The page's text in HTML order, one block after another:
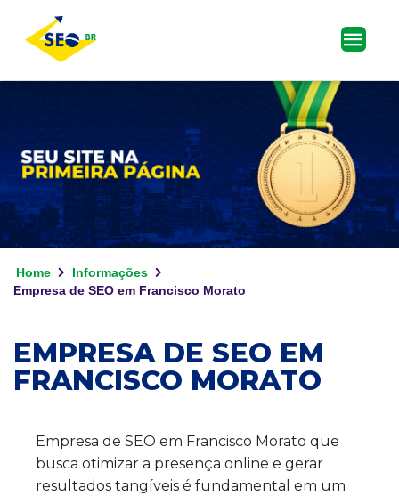
Home
Informações
Empresa de SEO em Francisco Morato
EMPRESA DE SEO EM
FRANCISCO MORATO
Empresa de SEO em Francisco Morato que
busca otimizar a presença online e gerar
resultados tangíveis é fundamental em um